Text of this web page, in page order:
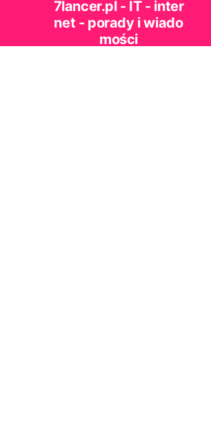
7lancer.pl - IT - inter
net - porady i wiado
mości